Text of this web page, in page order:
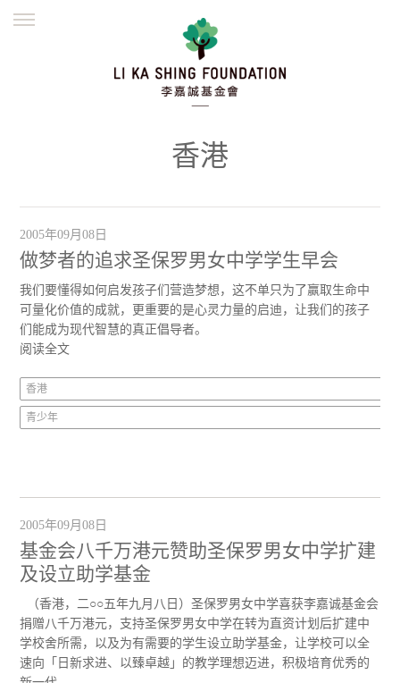
繁體
香港
2005年09月08日
做梦者的追求圣保罗男女中学学生早会
我们要懂得如何启发孩子们营造梦想，这不单只为了赢取生命中
可量化价值的成就，更重要的是心灵力量的启迪，让我们的孩子
们能成为现代智慧的真正倡导者。
阅读全文
香港
青少年
2005年09月08日
基金会八千万港元赞助圣保罗男女中学扩建
及设立助学基金
（香港，二○○五年九月八日）圣保罗男女中学喜获李嘉诚基金会
捐赠八千万港元，支持圣保罗男女中学在转为直资计划后扩建中
学校舍所需，以及为有需要的学生设立助学基金，让学校可以全
速向「日新求进、以臻卓越」的教学理想迈进，积极培育优秀的